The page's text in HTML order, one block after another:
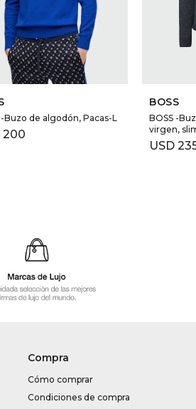
-Buzo de algodón, Pacas-L
200
BOSS
BOSS -
virgen,
USD
Compra
Cómo comprar
Condiciones de compra